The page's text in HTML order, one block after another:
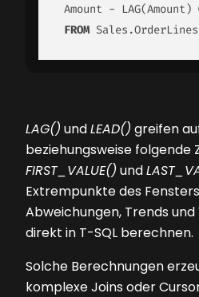
Amount - LAG(Amount)
FROM
LAG() undLEAD() greifen
beziehungsweise folgende
FIRST_VALUE() und
Extrempunkte des
Abweichungen, Trends
direkt in T-SQL berechnen.
Solche Berechnungen
komplexe Joins oder